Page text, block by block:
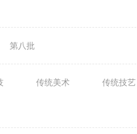
第八批
传统美术 传统技艺